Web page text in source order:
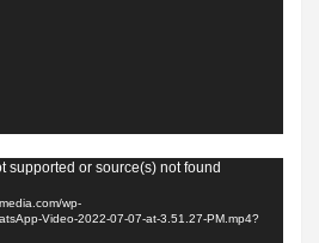
supported or source(s) not found
wp-
Video-2022-07-07-at-3.51.27-PM.mp4?